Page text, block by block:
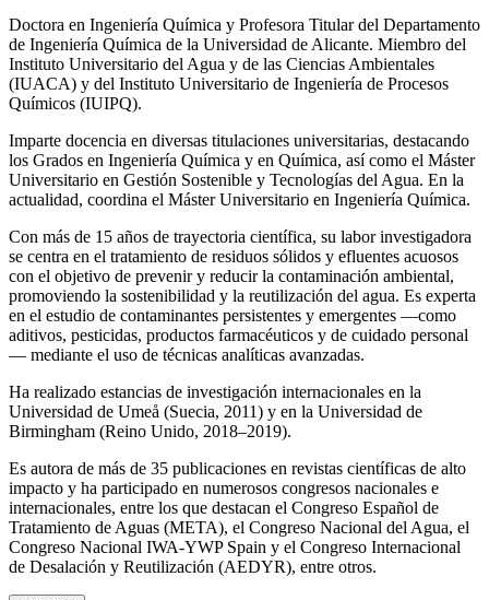
Doctora en Ingeniería Química y Profesora Titular del Departamento
de Ingeniería Química de la Universidad de Alicante. Miembro del
Instituto Universitario del Agua y de las Ciencias Ambientales
(IUACA) y del Instituto Universitario de Ingeniería de Procesos
Químicos (IUIPQ).
Imparte docencia en diversas titulaciones universitarias, destacando
los Grados en Ingeniería Química y en Química, así como el Máster
Universitario en Gestión Sostenible y Tecnologías del Agua. En la
actualidad, coordina el Máster Universitario en Ingeniería Química.
Con más de 15 años de trayectoria científica, su labor investigadora
se centra en el tratamiento de residuos sólidos y efluentes acuosos
con el objetivo de prevenir y reducir la contaminación ambiental,
promoviendo la sostenibilidad y la reutilización del agua. Es experta
en el estudio de contaminantes persistentes y emergentes —como
aditivos, pesticidas, productos farmacéuticos y de cuidado personal
— mediante el uso de técnicas analíticas avanzadas.
Ha realizado estancias de investigación internacionales en la
Universidad de Umeå (Suecia, 2011) y en la Universidad de
Birmingham (Reino Unido, 2018–2019).
Es autora de más de 35 publicaciones en revistas científicas de alto
impacto y ha participado en numerosos congresos nacionales e
internacionales, entre los que destacan el Congreso Español de
Tratamiento de Aguas (META), el Congreso Nacional del Agua, el
Congreso Nacional IWA‑YWP Spain y el Congreso Internacional
de Desalación y Reutilización (AEDYR), entre otros.